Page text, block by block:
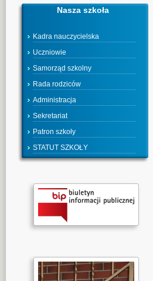
Nasza szkoła
Kadra nauczycielska
Uczniowie
Samorząd szkolny
Rada rodziców
Administracja
Sekretariat
Patron szkoły
STATUT SZKOŁY